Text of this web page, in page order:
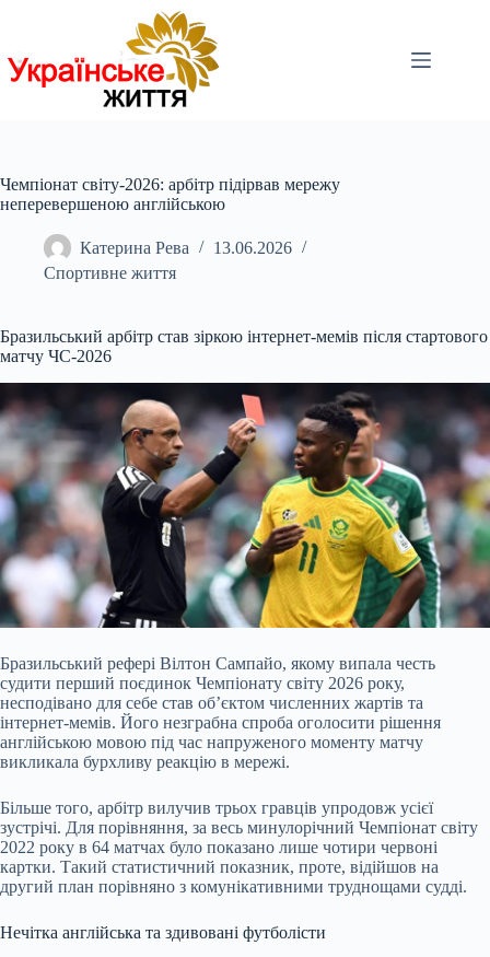
Чемпіонат світу-2026: арбітр підірвав мережу
неперевершеною англійською
Катерина Рева
13.06.2026
Спортивне життя
Бразильський арбітр став зіркою інтернет-мемів після стартового
матчу ЧС-2026
Бразильський рефері Вілтон Сампайо, якому випала честь
судити перший поєдинок Чемпіонату світу 2026 року,
несподівано для себе став об’єктом численних жартів та
інтернет-мемів. Його незграбна спроба оголосити рішення
англійською мовою під час напруженого моменту матчу
викликала бурхливу реакцію в мережі.
Більше того, арбітр вилучив трьох гравців упродовж усієї
зустрічі. Для порівняння, за весь минулорічний Чемпіонат світу
2022 року в 64 матчах було показано лише чотири червоні
картки. Такий статистичний показник, проте, відійшов на
другий план порівняно з комунікативними труднощами судді.
Нечітка англійська та здивовані футболісти